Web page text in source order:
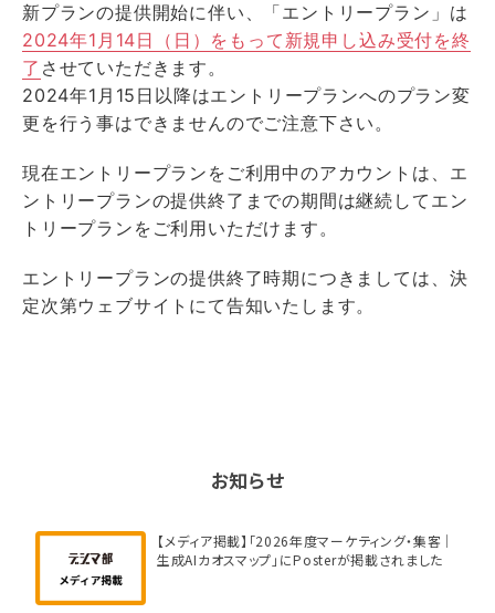
新プランの提供開始に伴い、「エントリープラン」は
2024年1月14日（日）をもって新規申し込み受付を終
了 させていただきます。
2024年1月15日以降はエントリープランへのプラン変
更を行う事はできませんのでご注意下さい。
現在エントリープランをご利用中のアカウントは、エ
ントリープランの提供終了までの期間は継続してエン
トリープランをご利用いただけます。
エントリープランの提供終了時期につきましては、決
定次第ウェブサイトにて告知いたします。
お知らせ
【メディア掲載】「2026年度マーケティング・集客｜
生成AIカオスマップ」にPosterが掲載されました